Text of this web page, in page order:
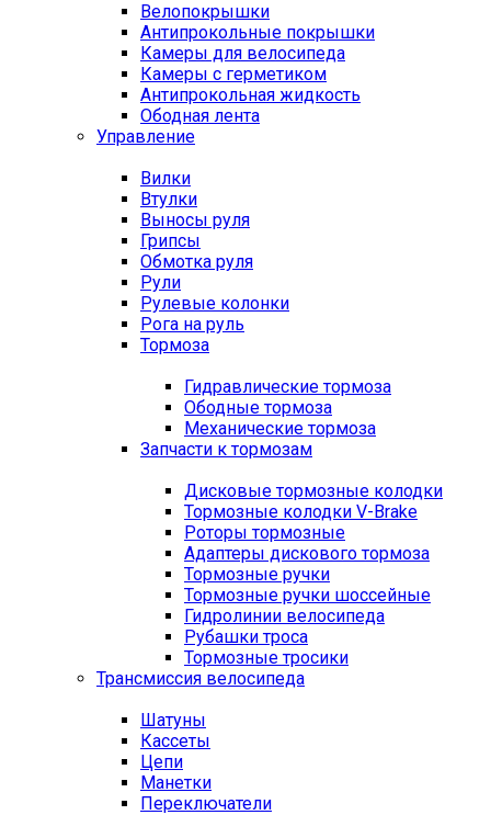
Велопокрышки
Антипрокольные покрышки
Камеры для велосипеда
Камеры с герметиком
Антипрокольная жидкость
Ободная лента
Управление
Вилки
Втулки
Выносы руля
Грипсы
Обмотка руля
Рули
Рулевые колонки
Рога на руль
Тормоза
Гидравлические тормоза
Ободные тормоза
Механические тормоза
Запчасти к тормозам
Дисковые тормозные колодки
Тормозные колодки V-Brake
Роторы тормозные
Адаптеры дискового тормоза
Тормозные ручки
Тормозные ручки шоссейные
Гидролинии велосипеда
Рубашки троса
Тормозные тросики
Трансмиссия велосипеда
Шатуны
Кассеты
Цепи
Манетки
Переключатели